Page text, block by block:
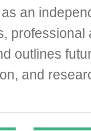
an
, professional
outlines
and